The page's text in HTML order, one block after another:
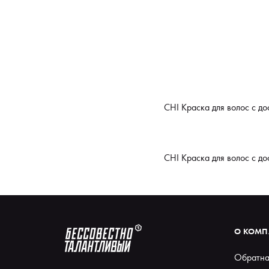
CHI Краска для волос с
CHI Краска для волос с
О